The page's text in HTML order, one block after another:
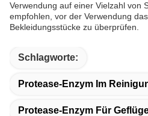
Verwendung auf einer Vielzahl von
empfohlen, vor der Verwendung
Bekleidungsstücke zu überprüfen.
Schlagworte:
Protease-Enzym Im
Protease-Enzym Für